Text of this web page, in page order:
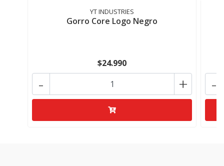
YT INDUSTRIES
Gorro Core Logo Negro
$24.990
+
- -